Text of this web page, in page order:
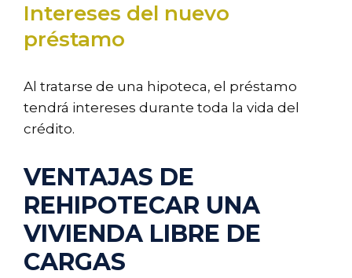
Intereses del nuevo
préstamo
Al tratarse de una hipoteca, el préstamo
tendrá intereses durante toda la vida del
crédito.
VENTAJAS DE
REHIPOTECAR UNA
VIVIENDA LIBRE DE
CARGAS